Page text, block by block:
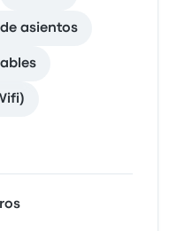
asientos